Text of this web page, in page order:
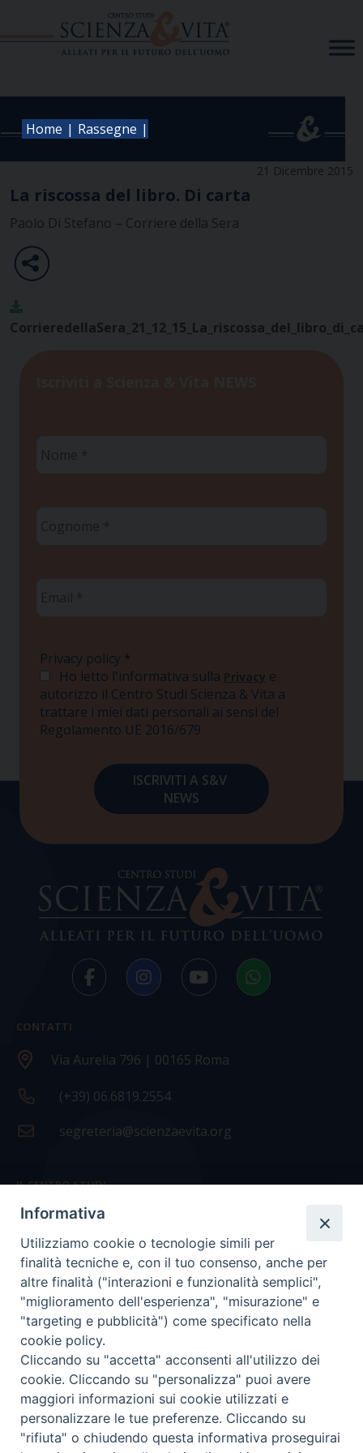
Home | Rassegne |
21 Dicembre 2015
La riscossa del libro. Di carta
Paolo Di Stefano – Corriere della Sera
Privacy policy *
Ho letto l'informativa sulla Privacy e
autorizzo il Centro Studi Scienza & Vita a
trattare i miei dati personali ai sensi del
Regolamento UE 2016/679
CONTATTI
Via Aurelia 796 | 00165 Roma
(+39) 06.6819.2554
segreteria@scienzaevita.org
IL CENTRO STUDI
La nostra storia
Statuto
Presidenza e ufficio presidenza
Consiglio scientifico
Coordinamento nazionale
COPYRIGHT Scienza & Vita - C.F96600690588- Tutti i
Informativa
Utilizziamo cookie o tecnologie simili per
finalità tecniche e, con il tuo consenso, anche per
altre finalità ("interazioni e funzionalità semplici",
"miglioramento dell'esperienza", "misurazione" e
"targeting e pubblicità") come specificato nella
cookie policy.
Cliccando su "accetta" acconsenti all'utilizzo dei
cookie. Cliccando su "personalizza" puoi avere
maggiori informazioni sui cookie utilizzati e
personalizzare le tue preferenze. Cliccando su
"rifiuta" o chiudendo questa informativa proseguirai